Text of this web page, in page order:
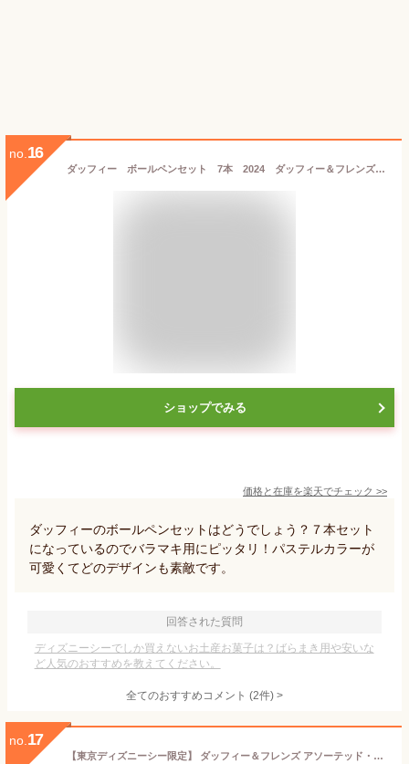
no. 16
ダッフィー ボールペンセット 7本 2024 ダッフィー＆フレンズ ウェア・スマイルズ・グロウ 東京ディズニーシー限定 お土産 【ネコポス対応】
ショップでみる
価格と在庫を楽天でチェック >>
ダッフィーのボールペンセットはどうでしょう？７本セット
になっているのでバラマキ用にピッタリ！パステルカラーが
可愛くてどのデザインも素敵です。
回答された質問
ディズニーシーでしか買えないお土産お菓子は？ばらまき用や安いな
ど人気のおすすめを教えてください。
全てのおすすめコメント (2件) >
no. 17
【東京ディズニーシー限定】 ダッフィー＆フレンズ アソーテッド・スウィーツ 缶「ダッフィー＆フレンズ20周年 カラフルハピネス」人気 お菓子 お土産 ディズニー グッズ プレゼント (1個)